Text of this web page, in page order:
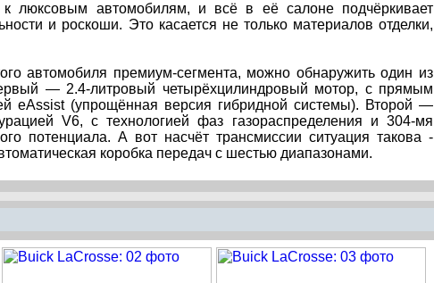
люксовым автомобилям, и всё в её салоне подчёркивает
и роскоши. Это касается не только материалов отделки,
автомобиля премиум-сегмента, можно обнаружить один из
— 2.4-литровый четырёхцилиндровый мотор, с прямым
eAssist (упрощённая версия гибридной системы). Второй —
V6, с технологией фаз газораспределения и 304-мя
потенциала. А вот насчёт трансмиссии ситуация такова -
коробка передач с шестью диапазонами.